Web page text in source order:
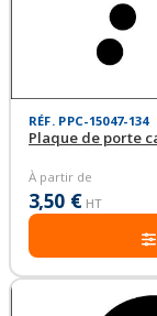
RÉF. PPC-15047-134
À partir de
3,50 € HT